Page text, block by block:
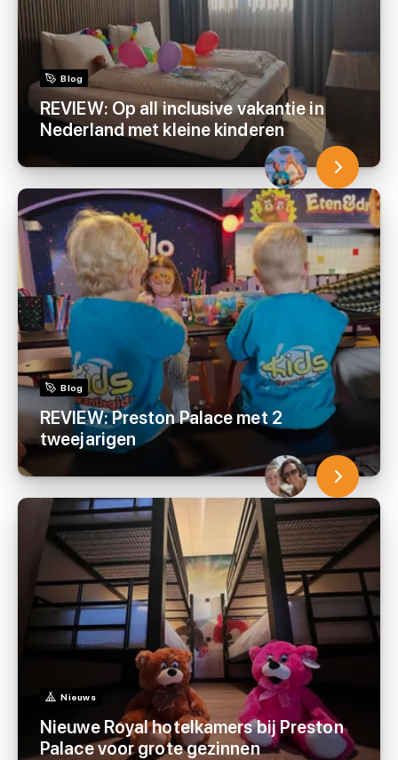
Blog
REVIEW: Op all inclusive vakantie in
Nederland met kleine kinderen
Blog
REVIEW: Preston Palace met 2
tweejarigen
Nieuws
Nieuwe Royal hotelkamers bij Preston
Palace voor grote gezinnen